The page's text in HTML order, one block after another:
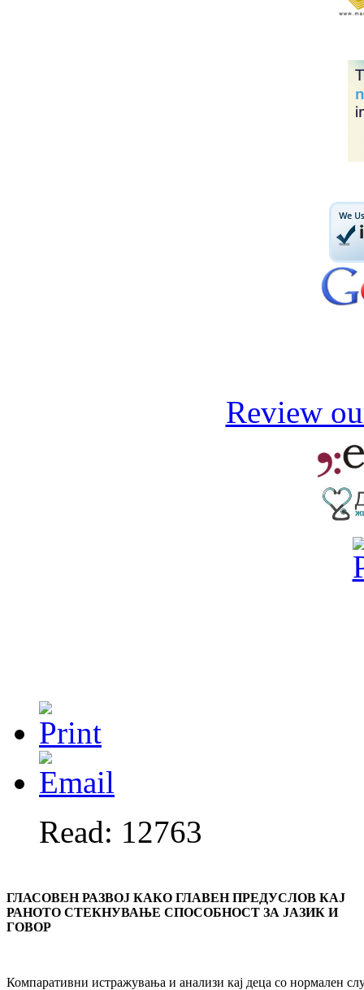
Review
Read: 12763
ГЛАСОВЕН РАЗВОЈ КАКО ГЛАВЕН ПРЕДУСЛОВ КАЈ
РАНОТО СТЕКНУВАЊЕ СПОСОБНОСТ ЗА ЈАЗИК И
ГОВОР
Компаративни истражувања и анализи кај деца со нормален